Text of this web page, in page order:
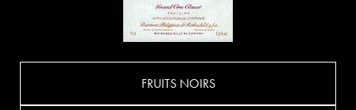
FRUITS NOIRS